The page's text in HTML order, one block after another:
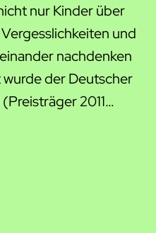
nur Kinder über
und
nachdenken
der Deutscher
2011…